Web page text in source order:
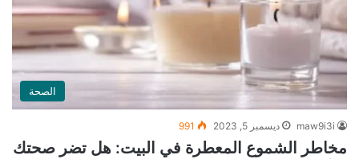
الصحة
maw9i3i ديسمبر 5, 2023 991
مخاطر الشموع المعطرة في البيت: هل تضر صحتك